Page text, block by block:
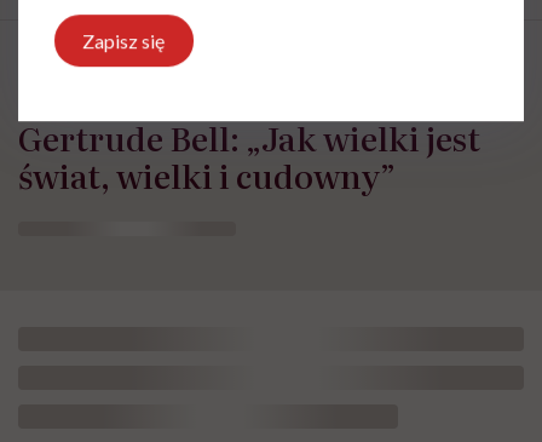
Gertrude Bell: „Jak wielki jest
świat, wielki i cudowny”
Zapisz się